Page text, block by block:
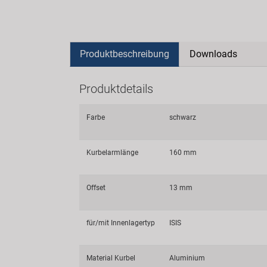
Produktbeschreibung Downloads
Produktdetails
Farbe schwarz
Kurbelarmlänge 160 mm
Offset 13 mm
für/mit Innenlagertyp ISIS
Material Kurbel Aluminium